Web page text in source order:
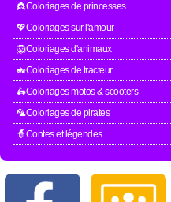
👸Coloriages de princesses
💖Coloriages sur l'amour
🦁Coloriages d'animaux
🚜Coloriages de tracteur
🛵Coloriages motos & scooters
🦜Coloriages de pirates
🧙Contes et légendes